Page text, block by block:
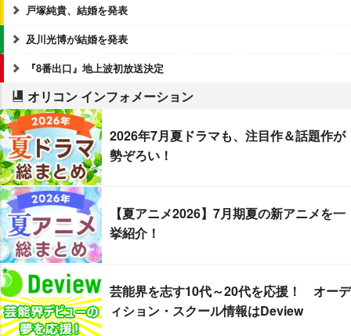
戸塚純貴、結婚を発表
及川光博が結婚を発表
『8番出口』地上波初放送決定
オリコン インフォメーション
2026年7月夏ドラマも、注目作＆話題作が
勢ぞろい！
【夏アニメ2026】7月期夏の新アニメを一
挙紹介！
芸能界を志す10代～20代を応援！ オーデ
ィション・スクール情報はDeview